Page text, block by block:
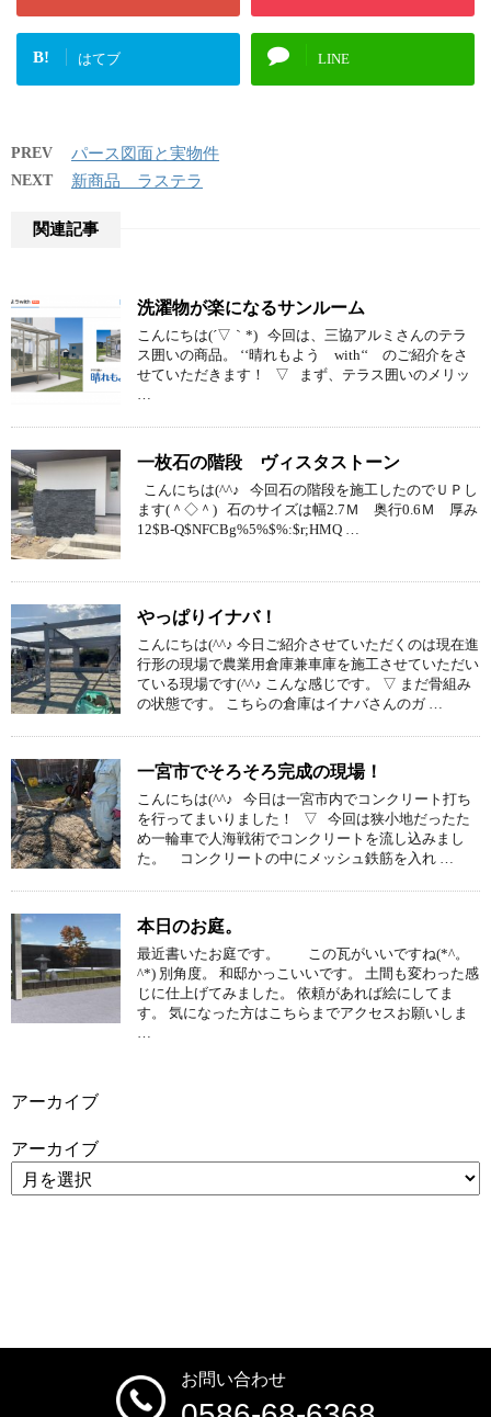
B! はてブ LINE
PREV パース図面と実物件
NEXT 新商品 ラステラ
関連記事
洗濯物が楽になるサンルーム
こんにちは(´▽｀*) 今回は、三協アルミさんのテラ
ス囲いの商品。 ‘‘晴れもよう with‘‘ のご紹介をさ
せていただきます！ ▽ まず、テラス囲いのメリッ
…
一枚石の階段 ヴィスタストーン
こんにちは(^^♪ 今回石の階段を施工したのでＵＰし
ます(＾◇＾) 石のサイズは幅2.7Ｍ 奥行0.6Ｍ 厚み
12$B-Q$NFCBg%5%$%:$r;HMQ …
やっぱりイナバ！
こんにちは(^^♪ 今日ご紹介させていただくのは現在進
行形の現場で農業用倉庫兼車庫を施工させていただい
ている現場です(^^♪ こんな感じです。 ▽ まだ骨組み
の状態です。 こちらの倉庫はイナバさんのガ …
一宮市でそろそろ完成の現場！
こんにちは(^^♪ 今日は一宮市内でコンクリート打ち
を行ってまいりました！ ▽ 今回は狭小地だったた
め一輪車で人海戦術でコンクリートを流し込みまし
た。 コンクリートの中にメッシュ鉄筋を入れ …
本日のお庭。
最近書いたお庭です。 この瓦がいいですね(*^。
^*) 別角度。 和邸かっこいいです。 土間も変わった感
じに仕上げてみました。 依頼があれば絵にしてま
す。 気になった方はこちらまでアクセスお願いしま
…
アーカイブ
アーカイブ
お問い合わせ